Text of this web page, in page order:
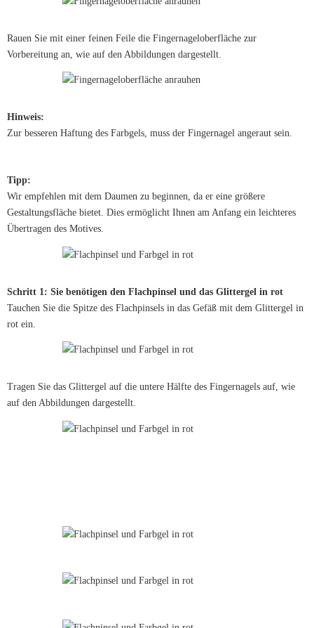
Rauen Sie mit einer feinen Feile die Fingernageloberfläche zur
Vorbereitung an, wie auf den Abbildungen dargestellt.
Hinweis:
Zur besseren Haftung des Farbgels, muss der Fingernagel angeraut sein.
Tipp:
Wir empfehlen mit dem Daumen zu beginnen, da er eine größere
Gestaltungsfläche bietet. Dies ermöglicht Ihnen am Anfang ein leichteres
Übertragen des Motives.
Schritt 1: Sie benötigen den Flachpinsel und das Glittergel in rot
Tauchen Sie die Spitze des Flachpinsels in das Gefäß mit dem Glittergel in
rot ein.
Tragen Sie das Glittergel auf die untere Hälfte des Fingernagels auf, wie
auf den Abbildungen dargestellt.